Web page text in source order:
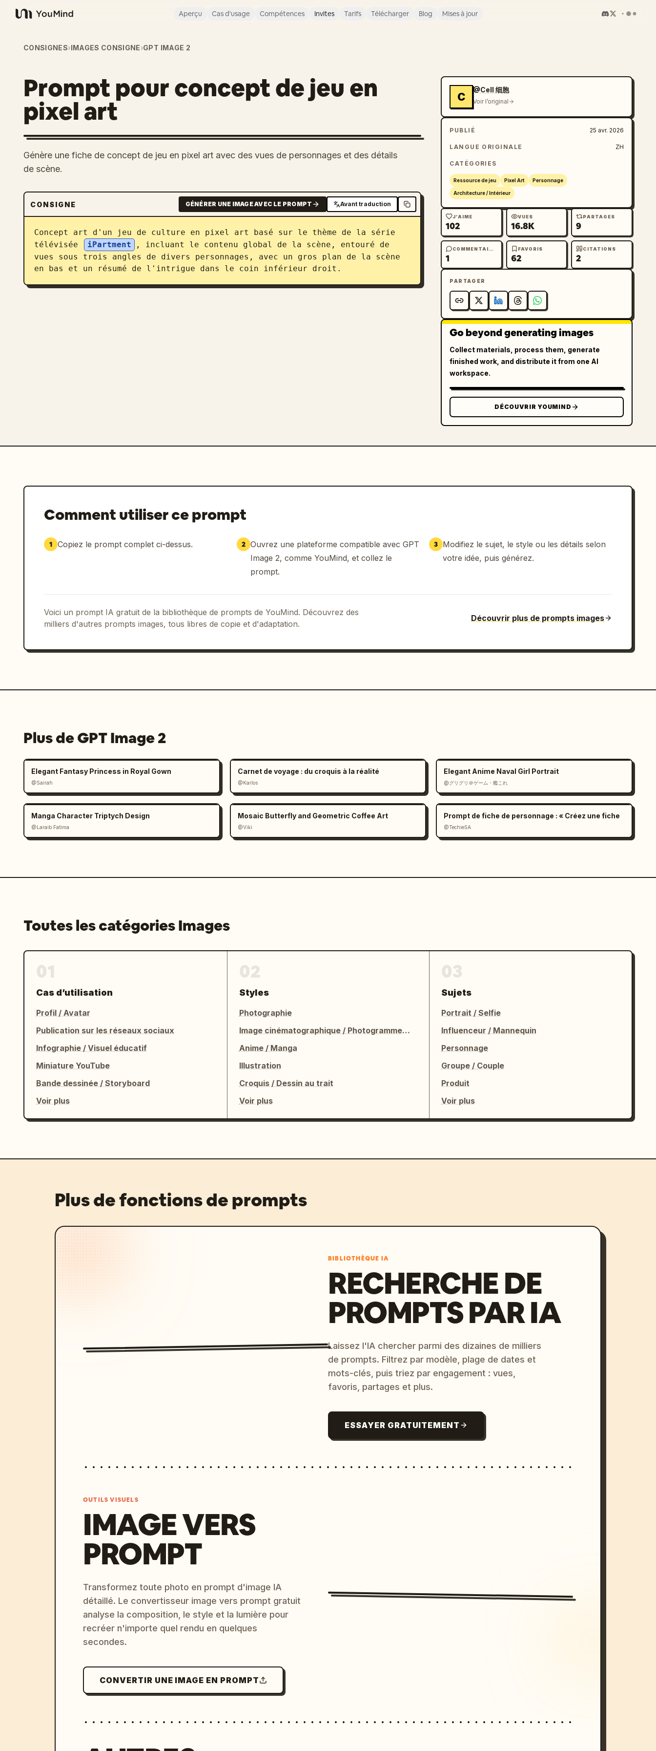
YouMind
Aperçu Cas d'usage Compétences Invites Tarifs Télécharger Blog Mises à jour
CONSIGNES›IMAGES CONSIGNE›GPT IMAGE 2
Prompt pour concept de jeu en
pixel art
Génère une fiche de concept de jeu en pixel art avec des vues de personnages et des détails
de scène.
CONSIGNE GÉNÉRER UNE IMAGE AVEC LE PROMPT Avant traduction
Concept art d'un jeu de culture en pixel art basé sur le thème de la série
télévisée
iPartment
, incluant le contenu global de la scène, entouré de
vues sous trois angles de divers personnages, avec un gros plan de la scène
en bas et un résumé de l'intrigue dans le coin inférieur droit.
C
@Cell 细胞
Voir l’original
PUBLIÉ 25 avr. 2026
LANGUE ORIGINALE ZH
CATÉGORIES
Ressource de jeu Pixel Art Personnage
Architecture / Intérieur
J’AIME
102
VUES
16.8K
PARTAGES
9
COMMENTAIRES
1
FAVORIS
62
CITATIONS
2
PARTAGER
Go beyond generating images
Collect materials, process them, generate
finished work, and distribute it from one AI
workspace.
DÉCOUVRIR YOUMIND
Comment utiliser ce prompt
1 Copiez le prompt complet ci-dessus. 2 Ouvrez une plateforme compatible avec GPT
Image 2, comme YouMind, et collez le
prompt.
3
Modifiez le sujet, le style ou les détails selon
votre idée, puis générez.
Voici un prompt IA gratuit de la bibliothèque de prompts de YouMind. Découvrez des
milliers d'autres prompts images, tous libres de copie et d'adaptation.
Découvrir plus de prompts images
Plus de GPT Image 2
Elegant Fantasy Princess in Royal Gown
@Sairah
Carnet de voyage : du croquis à la réalité
@Karlos
Elegant Anime Naval Girl Portrait
@グリグリ＠ゲーム・艦これ
Manga Character Triptych Design
@Laraib Fatima‎
Mosaic Butterfly and Geometric Coffee Art
@Viki
Prompt de fiche de personnage : « Créez une fiche
@TechieSA
Toutes les catégories Images
Cas d’utilisation
Profil / Avatar
Publication sur les réseaux sociaux
Infographie / Visuel éducatif
Miniature YouTube
Bande dessinée / Storyboard
Voir plus
Styles
Photographie
Image cinématographique / Photogramme de film
Anime / Manga
Illustration
Croquis / Dessin au trait
Voir plus
Sujets
Portrait / Selfie
Influenceur / Mannequin
Personnage
Groupe / Couple
Produit
Voir plus
Plus de fonctions de prompts
BIBLIOTHÈQUE IA
RECHERCHE DE
PROMPTS PAR IA
Laissez l'IA chercher parmi des dizaines de milliers
de prompts. Filtrez par modèle, plage de dates et
mots-clés, puis triez par engagement : vues,
favoris, partages et plus.
ESSAYER GRATUITEMENT
OUTILS VISUELS
IMAGE VERS
PROMPT
Transformez toute photo en prompt d'image IA
détaillé. Le convertisseur image vers prompt gratuit
analyse la composition, le style et la lumière pour
recréer n'importe quel rendu en quelques
secondes.
CONVERTIR UNE IMAGE EN PROMPT